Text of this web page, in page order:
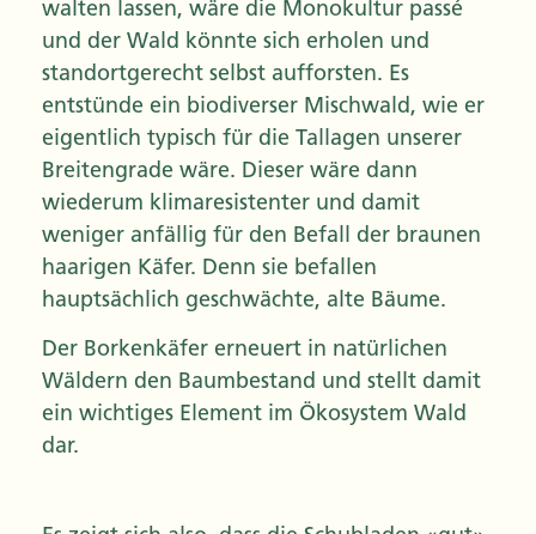
walten lassen, wäre die Monokultur passé
und der Wald könnte sich erholen und
standortgerecht selbst aufforsten. Es
entstünde ein biodiverser Mischwald, wie er
eigentlich typisch für die Tallagen unserer
Breitengrade wäre. Dieser wäre dann
wiederum klimaresistenter und damit
weniger anfällig für den Befall der braunen
haarigen Käfer. Denn sie befallen
hauptsächlich geschwächte, alte Bäume.
Der Borkenkäfer erneuert in natürlichen
Wäldern den Baumbestand und stellt damit
ein wichtiges Element im Ökosystem Wald
dar.